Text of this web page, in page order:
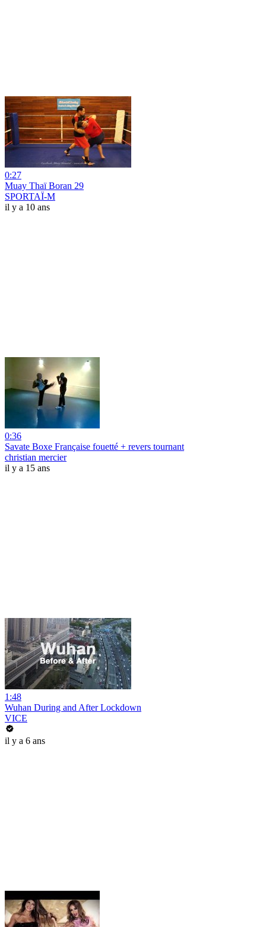
0:27
Muay Thaï Boran 29
SPORTAÏ-M
il y a 10 ans
0:36
Savate Boxe Française fouetté + revers tournant
christian mercier
il y a 15 ans
1:48
Wuhan During and After Lockdown
VICE
il y a 6 ans